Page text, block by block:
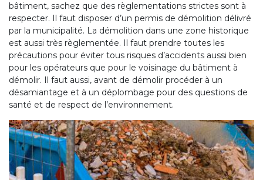
bâtiment, sachez que des règlementations strictes sont à
respecter. Il faut disposer d’un permis de démolition délivré
par la municipalité. La démolition dans une zone historique
est aussi très règlementée. Il faut prendre toutes les
précautions pour éviter tous risques d’accidents aussi bien
pour les opérateurs que pour le voisinage du bâtiment à
démolir. Il faut aussi, avant de démolir procéder à un
désamiantage et à un déplombage pour des questions de
santé et de respect de l’environnement.